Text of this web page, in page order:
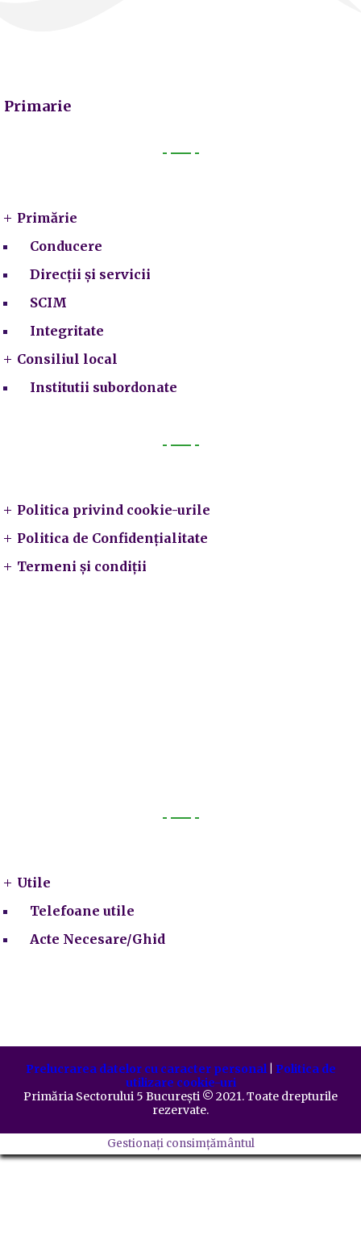
Primarie
Primărie
Conducere
Direcții și servicii
SCIM
Integritate
Consiliul local
Institutii subordonate
Politica privind cookie-urile
Politica de Confidențialitate
Termeni și condiții
Utile
Telefoane utile
Acte Necesare/Ghid
Prelucrarea datelor cu caracter personal| Politica de
utilizare cookie-uri
Primăria Sectorului 5 București ©️ 2021. Toate drepturile
rezervate.
Gestionați consimțământul